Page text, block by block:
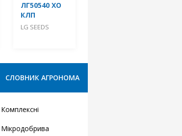
ЛГ50540 ХО
КЛП
LG SEEDS
СЛОВНИК АГРОНОМА
Комплексні
Мікродобрива